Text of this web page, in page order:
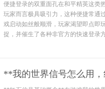
便捷登录的双重面孔在和平精英这类
玩家而言极具吸引力，这种便捷常通
戏启动如丝般顺滑，玩家渴望即点即
捉，并催生了各种非官方的快速登录
**我的世界信号怎么用